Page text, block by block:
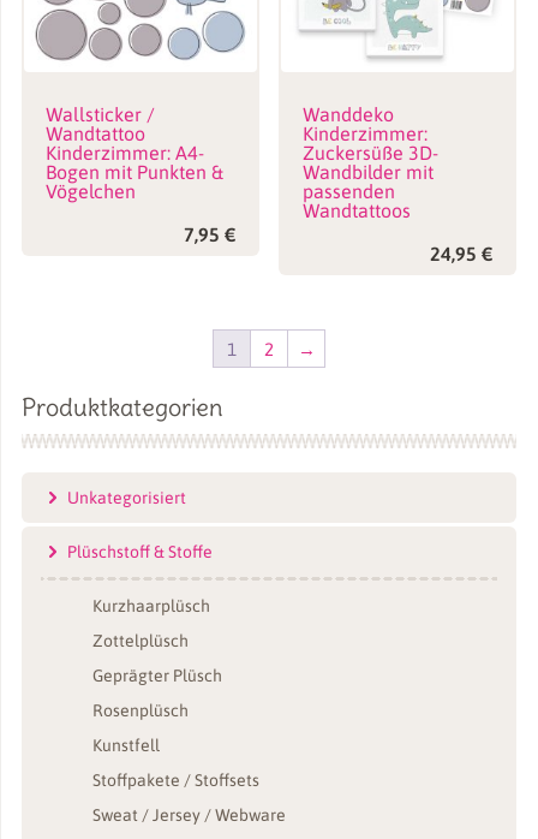
Wallsticker /
Wandtattoo
Kinderzimmer: A4-
Bogen mit Punkten &
Vögelchen
7,95 €
Wanddeko
Kinderzimmer:
Zuckersüße 3D-
Wandbilder mit
passenden
Wandtattoos
24,95€
1 2 →
Produktkategorien
Unkategorisiert
Plüschstoff & Stoffe
Kurzhaarplüsch
Zottelplüsch
Geprägter Plüsch
Rosenplüsch
Kunstfell
Stoffpakete / Stoffsets
Sweat / Jersey / Webware